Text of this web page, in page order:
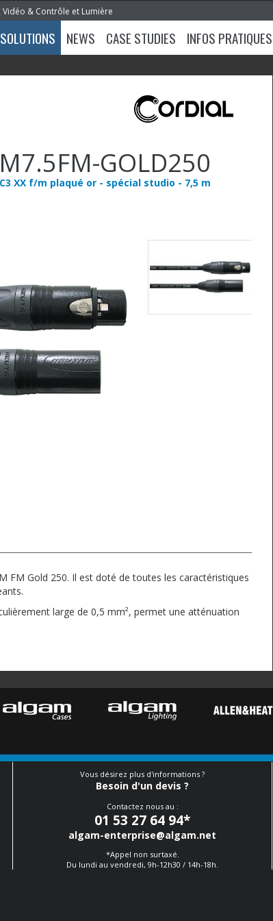
& Contrôle et Lumière
SOLUTIONS NEWS CASE STUDIES INFOS PRATIQUES
GOLD250
XX f/m plaqué or - spécial studio - 7,5 m
FM Gold 250. Il est doté de toutes les caractéristiques
large de 0,5 mm², permet une atténuation
Vous désirez plus d'informations ?
Besoin d'un devis ?
Contactez nous au :
01 53 27 64 94*
algam-enterprise@algam.net
*Appel non surtaxé.
Du lundi au vendredi, 9h-12h30 / 14h-18h.